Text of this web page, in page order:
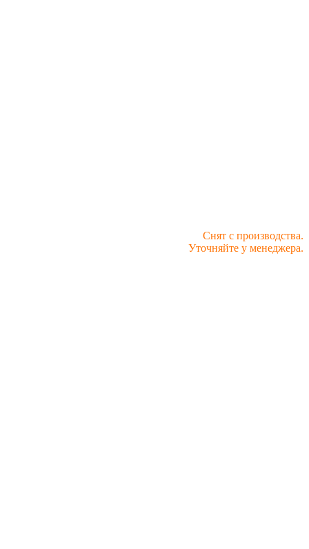
Снят с производства.
Уточняйте у менеджера.